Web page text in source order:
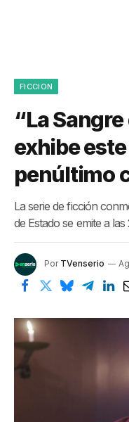
FICCION
“La
exhibe
penúltimo
La serie de ficción
de Estado se emite a
Por TVenserio